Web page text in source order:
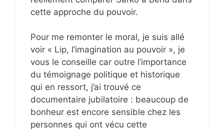
cette approche du pouvoir.
Pour me remonter le moral, je suis allé
voir « Lip, l’imagination au pouvoir », je
vous le conseille car outre l’importance
du témoignage politique et historique
qui en ressort, j’ai trouvé ce
documentaire jubilatoire : beaucoup de
bonheur est encore sensible chez les
personnes qui ont vécu cette